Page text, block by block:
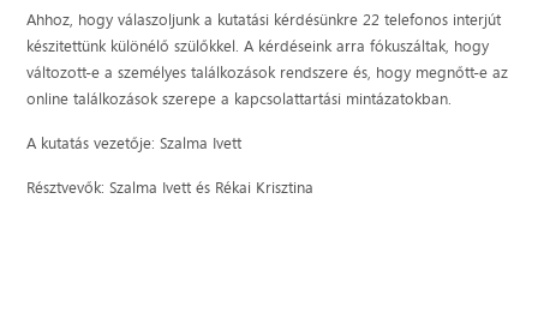
Ahhoz, hogy válaszoljunk a kutatási kérdésünkre 22 telefonos interjút
készitettünk különélő szülőkkel. A kérdéseink arra fókuszáltak, hogy
változott-e a személyes találkozások rendszere és, hogy megnőtt-e az
online találkozások szerepe a kapcsolattartási mintázatokban.
A kutatás vezetője: Szalma Ivett
Résztvevők: Szalma Ivett és Rékai Krisztina